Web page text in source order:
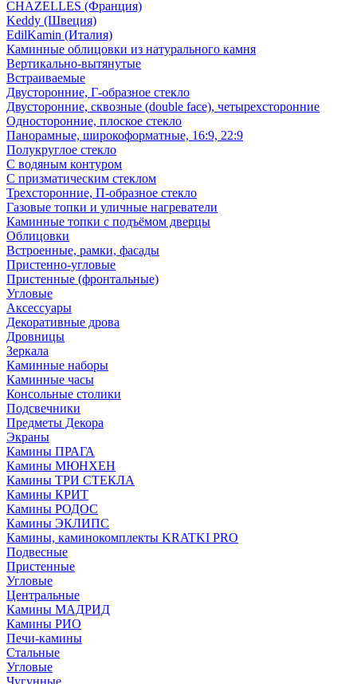
CHAZELLES (Франция)
Keddy (Швеция)
EdilKamin (Италия)
Каминные облицовки из натурального камня
Вертикально-вытянутые
Встраиваемые
Двусторонние, Г-образное стекло
Двусторонние, сквозные (double face), четырехсторонние
Односторонние, плоское стекло
Панорамные, широкоформатные, 16:9, 22:9
Полукруглое стекло
С водяным контуром
С призматическим стеклом
Трехсторонние, П-образное стекло
Газовые топки и уличные нагреватели
Каминные топки с подъёмом дверцы
Облицовки
Встроенные, рамки, фасады
Пристенно-угловые
Пристенные (фронтальные)
Угловые
Аксессуары
Декоративные дрова
Дровницы
Зеркала
Каминные наборы
Каминные часы
Консольные столики
Подсвечники
Предметы Декора
Экраны
Камины ПРАГА
Камины МЮНХЕН
Камины ТРИ СТЕКЛА
Камины КРИТ
Камины РОДОС
Камины ЭКЛИПС
Камины, каминокомплекты KRATKI PRO
Подвесные
Пристенные
Угловые
Центральные
Камины МАДРИД
Камины РИО
Печи-камины
Стальные
Угловые
Чугунные